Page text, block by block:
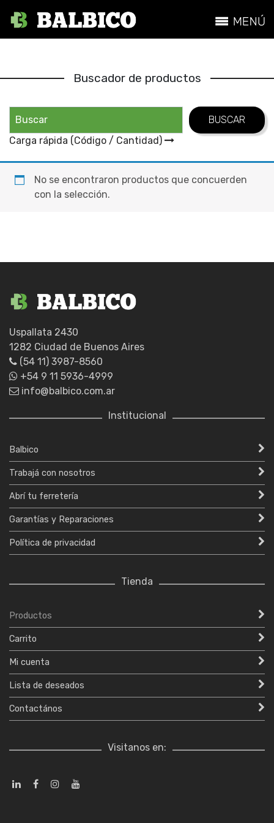
Buscador de productos
Carga rápida (Código / Cantidad)
No se encontraron productos que concuerden
con la selección.
Uspallata 2430
1282 Ciudad de Buenos Aires
(54 11) 3987-8560
+54 9 11 5936-4999
info@balbico.com.ar
Institucional
Balbico
Trabajá con nosotros
Abrí tu ferretería
Garantías y Reparaciones
Política de privacidad
Tienda
Productos
Carrito
Mi cuenta
Lista de deseados
Contactános
Visitanos en: